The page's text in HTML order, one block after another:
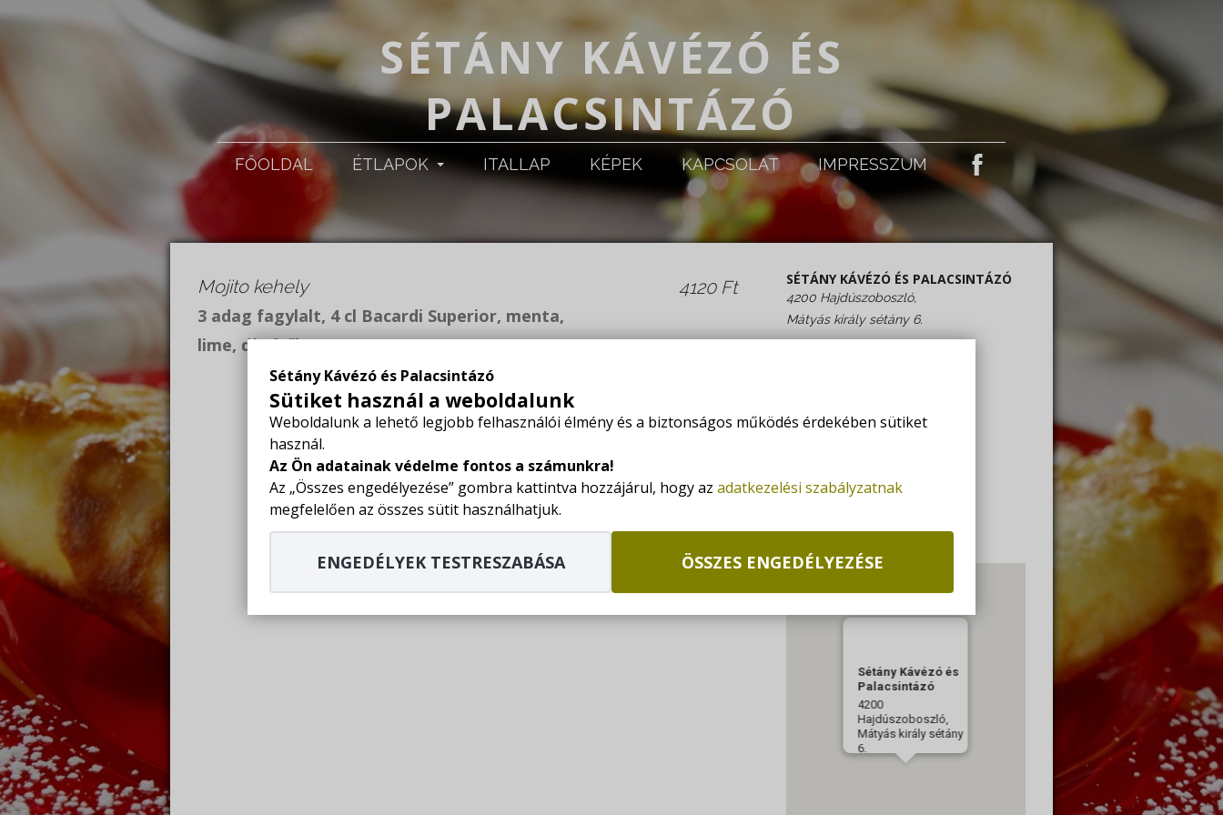
Sétány Kávézó és Palacsintázó
Sütiket használ a weboldalunk
Weboldalunk a lehető legjobb felhasználói élmény és a biztonságos működés érdekében sütiket
használ.
Az Ön adatainak védelme fontos a számunkra!
Az „Összes engedélyezése” gombra kattintva hozzájárul, hogy az adatkezelési szabályzatnak
megfelelően az összes sütit használhatjuk.
ÖSSZES ENGEDÉLYEZÉSE
ENGEDÉLYEK TESTRESZABÁSA
SÉTÁNY KÁVÉZÓ ÉS
PALACSINTÁZÓ
FŐOLDAL ÉTLAPOK ITALLAP KÉPEK KAPCSOLAT IMPRESSZUM
Mojito kehely
4120 Ft
3 adag fagylalt, 4 cl Bacardi Superior, menta,
lime, díszítők
SÉTÁNY KÁVÉZÓ ÉS PALACSINTÁZÓ
4200 Hajdúszoboszló,
Mátyás király sétány 6.
+36 30/634-2117
KOVZITA72@GMAIL.COM
Sétány Kávézó és
Palacsintázó
4200
Hajdúszoboszló,
Mátyás király sétány
6.